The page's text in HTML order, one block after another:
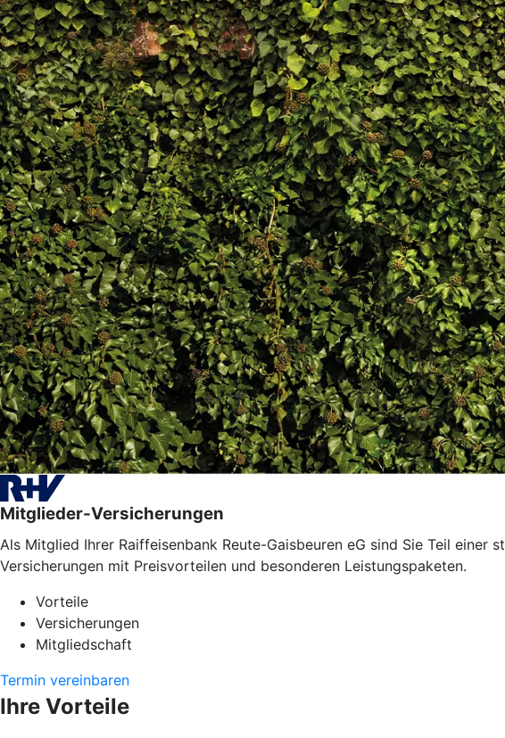
Mitglieder-Versicherungen
Als Mitglied Ihrer Raiffeisenbank Reute-Gaisbeuren eG sind Sie Teil
Versicherungen mit Preisvorteilen und besonderen Leistungspaketen.
Vorteile
Versicherungen
Mitgliedschaft
Termin vereinbaren
Ihre Vorteile